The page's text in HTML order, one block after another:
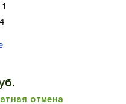
отмена